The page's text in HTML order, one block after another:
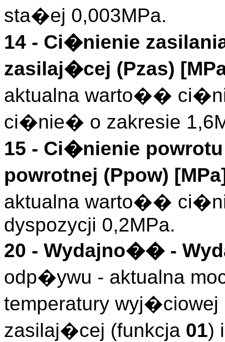
sta�ej 0,003MPa.
14 - Ci�nienie
zasilaj�cej (Pzas)
aktualna warto��
ci�nie� o zakresie
15 - Ci�nienie powrotu
powrotnej (Ppow)
aktualna warto��
dyspozycji 0,2MPa.
20 - Wydajno��-
odp�ywu - aktualna
temperatury
zasilaj�cej (funkcja 01)